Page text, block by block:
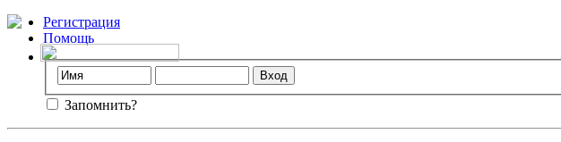
Регистрация
Помощь
Запомнить?